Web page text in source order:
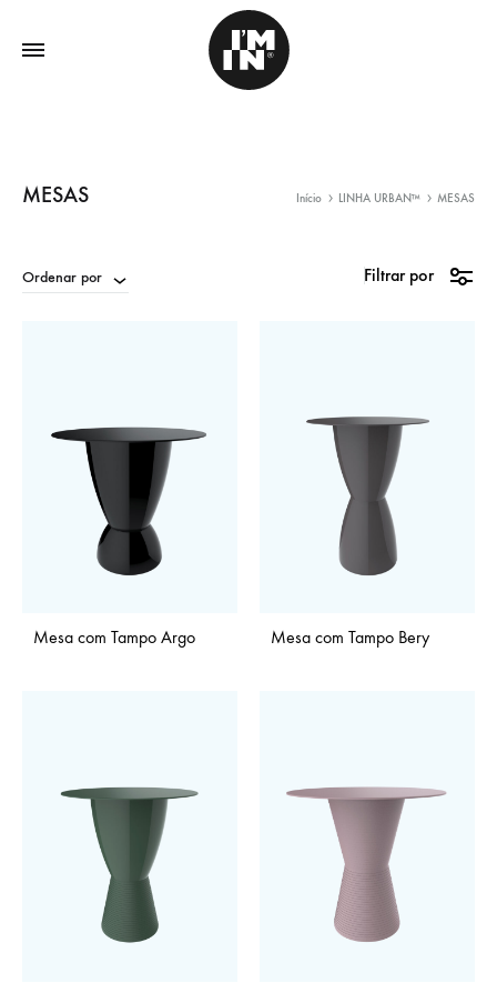
MESAS Início LINHA URBAN™ MESAS
Ordenar por Filtrar por
Mesa com Tampo Argo Mesa com Tampo Bery